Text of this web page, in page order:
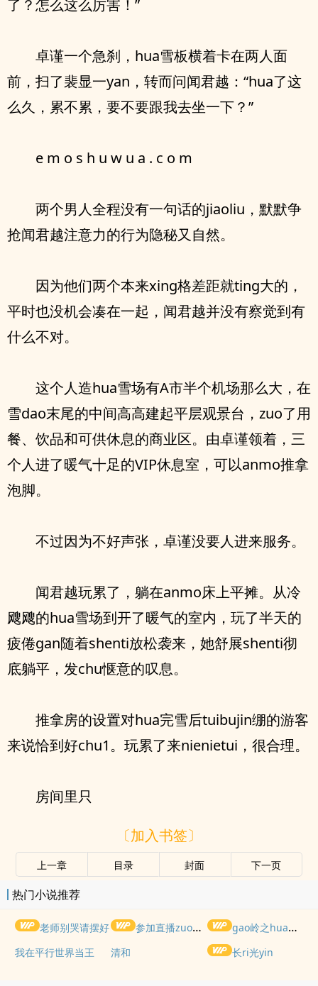
了？怎么这么厉害！”
卓谨一个急刹，hua雪板横着卡在两人面
前，扫了裴显一yan，转而问闻君越：“hua了这
么久，累不累，要不要跟我去坐一下？”
e m o s h u w u a . c o m
两个男人全程没有一句话的jiaoliu，默默争
抢闻君越注意力的行为隐秘又自然。
因为他们两个本来xing格差距就ting大的，
平时也没机会凑在一起，闻君越并没有察觉到有
什么不对。
这个人造hua雪场有A市半个机场那么大，在
雪dao末尾的中间高高建起平层观景台，zuo了用
餐、饮品和可供休息的商业区。由卓谨领着，三
个人进了暖气十足的VIP休息室，可以anmo推拿
泡脚。
不过因为不好声张，卓谨没要人进来服务。
闻君越玩累了，躺在anmo床上平摊。从冷
飕飕的hua雪场到开了暖气的室内，玩了半天的
疲倦gan随着shenti放松袭来，她舒展shenti彻
底躺平，发chu惬意的叹息。
推拿房的设置对hua完雪后tuibujin绷的游客
来说恰到好chu1。玩累了来nienietui，很合理。
房间里只
〔加入书签〕
上一章 目录 封面 下一页
热门小说推荐
老师别哭请摆好 参加直播zuoai综艺后我火了(NPH)
gao岭之hua被权贵lun了后
我在平行世界当王
清和 长ri光yin